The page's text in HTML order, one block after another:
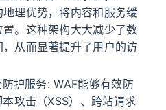
理优势，将内容和服务缓
。这种架构大大减少了数
从而显著提升了用户的访
护服务: WAF能够有效防
攻击（XSS）、跨站请求